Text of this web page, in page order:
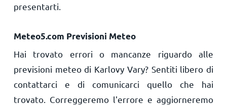
presentarti.
Meteo5.com Previsioni Meteo
Hai trovato errori o mancanze riguardo alle
previsioni meteo di Karlovy Vary? Sentiti libero di
contattarci e di comunicarci quello che hai
trovato. Correggeremo l'errore e aggiorneremo